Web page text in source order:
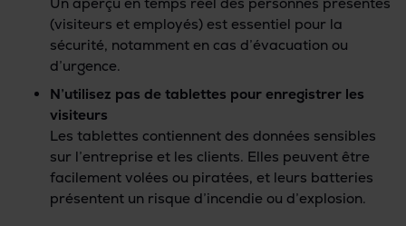
Un aperçu en temps réel des personnes présentes
(visiteurs et employés) est essentiel pour la
sécurité, notamment en cas d’évacuation ou
d’urgence.
N’utilisez pas de tablettes pour enregistrer les
visiteurs
Les tablettes contiennent des données sensibles
sur l’entreprise et les clients. Elles peuvent être
facilement volées ou piratées, et leurs batteries
présentent un risque d’incendie ou d’explosion.